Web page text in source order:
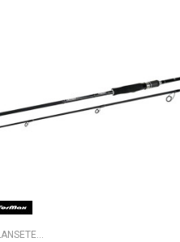
LANSETE SPINNING